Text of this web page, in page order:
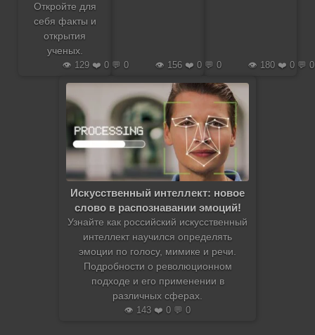
Откройте для
себя факты и
открытия
ученых.
👁️ 129 ❤️ 0 💬 0
👁️ 156 ❤️ 0 💬 0 👁️ 180 ❤️ 0 💬 0
Искусственный интеллект: новое
слово в распознавании эмоций!
Узнайте как российский искусственный
интеллект научился определять
эмоции по голосу, мимике и речи.
Подробности о революционном
подходе и его применении в
различных сферах.
👁️ 143 ❤️ 0 💬 0